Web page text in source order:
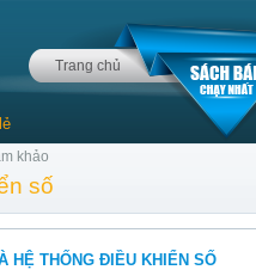
Trang chủ
khảo
số
HỆ THỐNG ĐIỀU KHIỂN SỐ